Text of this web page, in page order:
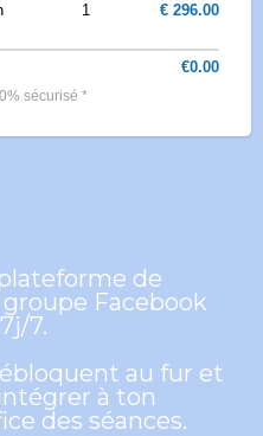
1 € 296.00
€0.00
sécurisé *
de
Facebook
7.
au fur et
à ton
des séances.